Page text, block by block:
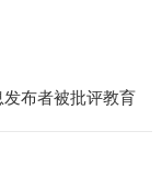
发布者被批评教育